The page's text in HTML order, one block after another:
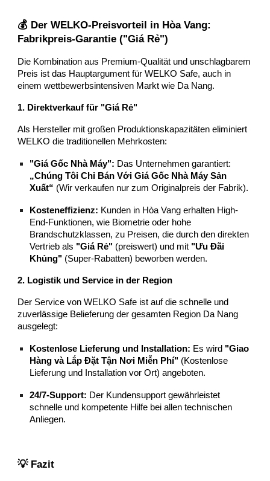
💰 Der WELKO-Preisvorteil in Hòa Vang:
Fabrikpreis-Garantie ("Giá Rẻ")
Die Kombination aus Premium-Qualität und unschlagbarem
Preis ist das Hauptargument für WELKO Safe, auch in
einem wettbewerbsintensiven Markt wie Da Nang.
1. Direktverkauf für "Giá Rẻ"
Als Hersteller mit großen Produktionskapazitäten eliminiert
WELKO die traditionellen Mehrkosten:
"Giá Gốc Nhà Máy": Das Unternehmen garantiert:
„Chúng Tôi Chỉ Bán Với Giá Gốc Nhà Máy Sản
Xuất“ (Wir verkaufen nur zum Originalpreis der Fabrik).
Kosteneffizienz: Kunden in Hòa Vang erhalten High-
End-Funktionen, wie Biometrie oder hohe
Brandschutzklassen, zu Preisen, die durch den direkten
Vertrieb als "Giá Rẻ" (preiswert) und mit "Ưu Đãi
Khủng" (Super-Rabatten) beworben werden.
2. Logistik und Service in der Region
Der Service von WELKO Safe ist auf die schnelle und
zuverlässige Belieferung der gesamten Region Da Nang
ausgelegt:
Kostenlose Lieferung und Installation: Es wird "Giao
Hàng và Lắp Đặt Tận Nơi Miễn Phí" (Kostenlose
Lieferung und Installation vor Ort) angeboten.
24/7-Support: Der Kundensupport gewährleistet
schnelle und kompetente Hilfe bei allen technischen
Anliegen.
💡 Fazit